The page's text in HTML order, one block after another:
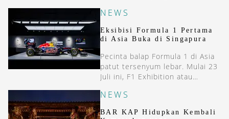
NEWS
Eksibisi Formula 1 Pertama
di Asia Buka di Singapura
Pecinta balap Formula 1 di Asia
patut tersenyum lebar. Mulai 23
Juli ini, F1 Exhibition atau
Gardens by the Bay, Singapura.
Eksibisi ini menjadi yang
NEWS
BAR KAP Hidupkan Kembali